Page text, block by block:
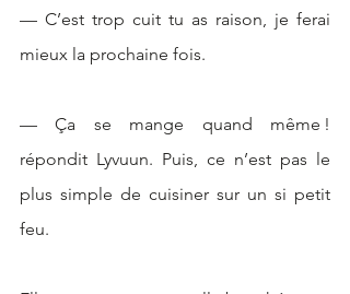
— C’est trop cuit tu as raison, je ferai
mieux la prochaine fois.
— Ça se mange quand même !
répondit Lyvuun. Puis, ce n’est pas le
plus simple de cuisiner sur un si petit
feu.